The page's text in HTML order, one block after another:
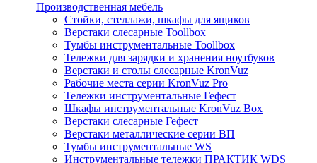
Производственная мебель
Стойки, стеллажи, шкафы для ящиков
Верстаки слесарные Toollbox
Тумбы инструментальные Toollbox
Тележки для зарядки и хранения ноутбуков
Верстаки и столы слесарные KronVuz
Рабочие места серии KronVuz Pro
Тележки инструментальные Гефест
Шкафы инструментальные KronVuz Box
Верстаки слесарные Гефест
Верстаки металлические серии ВП
Тумбы инструментальные WS
Инструментальные тележки ПРАКТИК WDS